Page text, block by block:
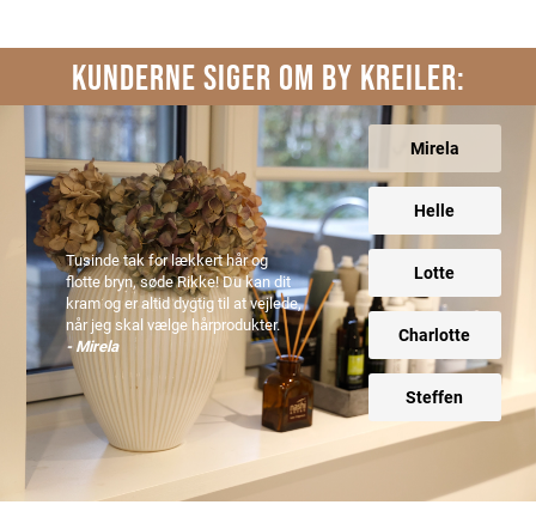
KUNDERNE SIGER OM BY KREILER:
Mirela
Helle
Lotte
Charlotte
Steffen
Tusinde tak for lækkert hår og
flotte bryn, søde Rikke! Du kan dit
kram og er altid dygtig til at vejlede,
når jeg skal vælge hårprodukter.
- Mirela